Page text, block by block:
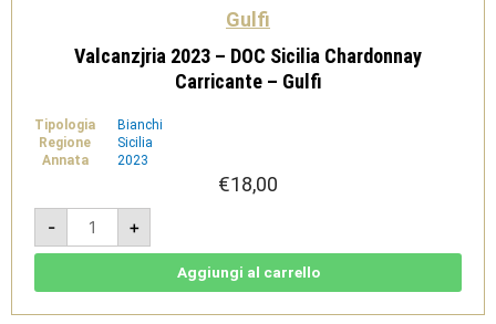
Gulfi
Valcanzjria 2023 – DOC Sicilia Chardonnay
Carricante – Gulfi
Tipologia
Bianchi
Regione
Sicilia
Annata
2023
€18,00
-
Valcanzjria
2023
-
DOC
-
+
Aggiungi al carrello